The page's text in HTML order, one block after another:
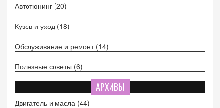
Автотюнинг (20)
Кузов и уход (18)
Обслуживание и ремонт (14)
Полезные советы (6)
АРХИВЫ
Двигатель и масла (44)